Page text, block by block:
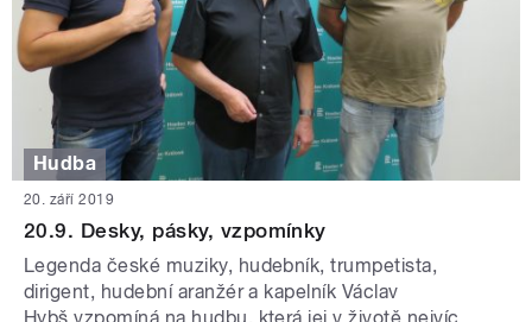
Hudba
20. září 2019
20.9. Desky, pásky, vzpomínky
Legenda české muziky, hudebník, trumpetista,
dirigent, hudební aranžér a kapelník Václav